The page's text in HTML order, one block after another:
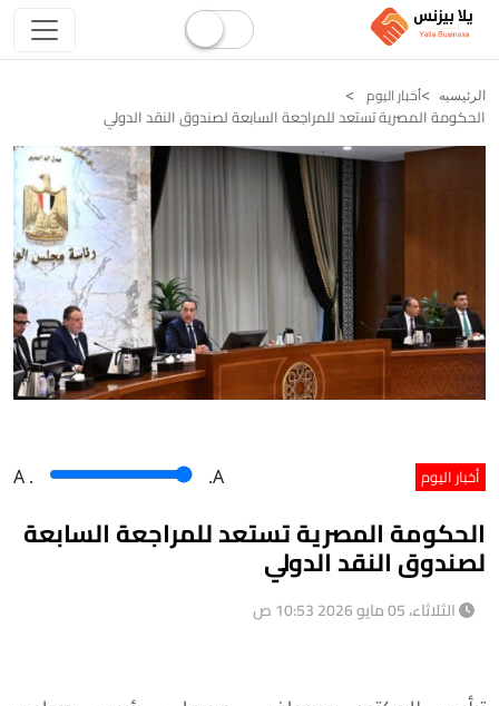
الرئيسيه أخبار اليوم
الحكومة المصرية تستعد للمراجعة السابعة لصندوق النقد الدولي
أخبار اليوم A . .A
الحكومة المصرية تستعد للمراجعة السابعة
لصندوق النقد الدولي
الثلاثاء، 05 مايو 2026 10:53 ص